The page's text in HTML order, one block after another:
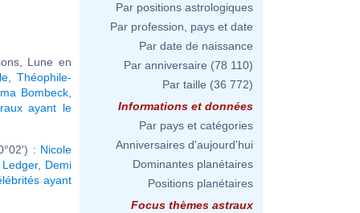
Lune en
,Théophile-
Bombeck
ayant le
: Nicole
, Demi
ayant
Par positions astrologiques
Par profession, pays et date
Par date de naissance
Par anniversaire (78 110)
Par taille (36 772)
Informations et données
Par pays et catégories
Anniversaires d'aujourd'hui
Dominantes planétaires
Positions planétaires
Focus thèmes astraux